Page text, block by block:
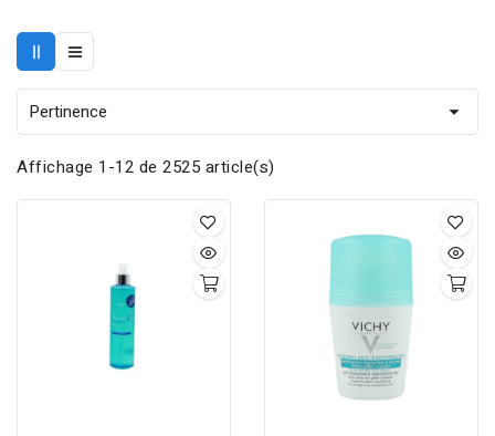
Pertinence 
Affichage 1-12 de 2525 article(s)